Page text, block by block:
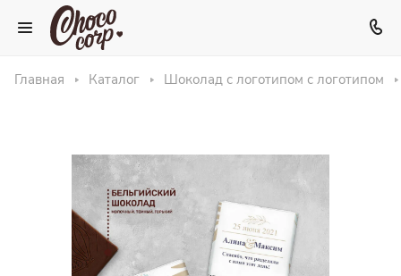
Главная Каталог Шоколад с логотипом с логотипом